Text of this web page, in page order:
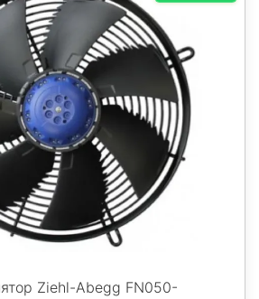
Ziehl-Abegg FN050-